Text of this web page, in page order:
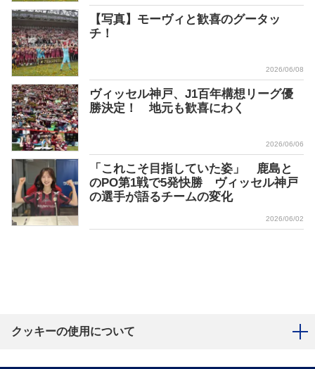
【写真】モーヴィと歓喜のグータッ
チ！
2026/06/08
ヴィッセル神戸、J1百年構想リーグ優
勝決定！ 地元も歓喜にわく
2026/06/06
「これこそ目指していた姿」 鹿島と
のPO第1戦で5発快勝 ヴィッセル神戸
の選手が語るチームの変化
2026/06/02
クッキーの使用について